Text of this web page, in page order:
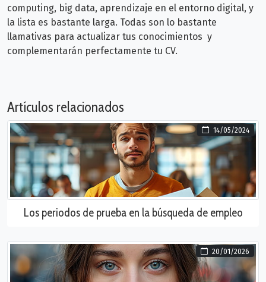
computing, big data, aprendizaje en el entorno digital, y
la lista es bastante larga. Todas son lo bastante
llamativas para actualizar tus conocimientos y
complementarán perfectamente tu CV.
Artículos relacionados
14/05/2024
Los periodos de prueba en la búsqueda de empleo
20/01/2026